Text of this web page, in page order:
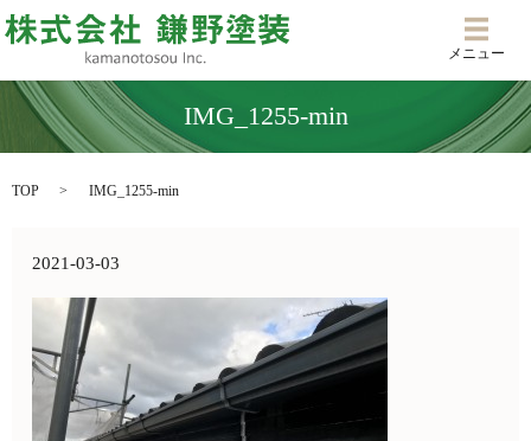
メニ
メニュー
IMG_1255-min
TOP IMG_1255-min
2021-03-03